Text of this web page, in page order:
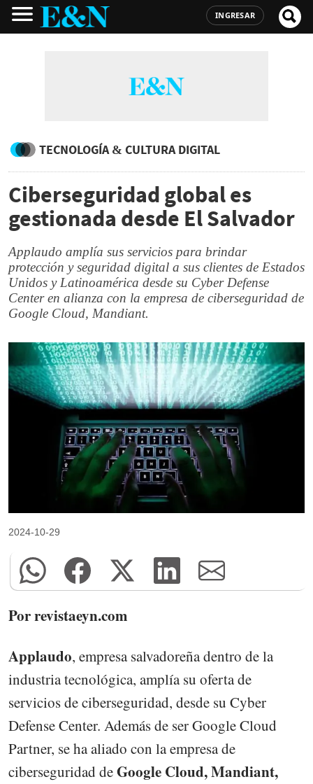
INGRESAR
TECNOLOGÍA & CULTURA DIGITAL
Ciberseguridad global es
gestionada desde El Salvador
Applaudo amplía sus servicios para brindar
protección y seguridad digital a sus clientes de Estados
Unidos y Latinoamérica desde su Cyber Defense
Center en alianza con la empresa de ciberseguridad de
Google Cloud, Mandiant.
2024-10-29
Por revistaeyn.com
Applaudo, empresa salvadoreña dentro de la
industria tecnológica, amplía su oferta de
servicios de ciberseguridad, desde su Cyber
Defense Center. Además de ser Google Cloud
Partner, se ha aliado con la empresa de
ciberseguridad deGoogle Cloud, Mandiant,